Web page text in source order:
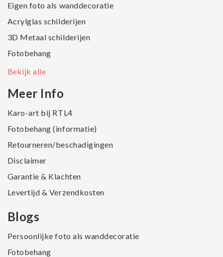
Eigen foto als wanddecoratie
Acrylglas schilderijen
3D Metaal schilderijen
Fotobehang
Bekijk alle
Meer Info
Karo-art bij RTL4
Fotobehang (informatie)
Retourneren/beschadigingen
Disclaimer
Garantie & Klachten
Levertijd & Verzendkosten
Blogs
Persoonlijke foto als wanddecoratie
Fotobehang